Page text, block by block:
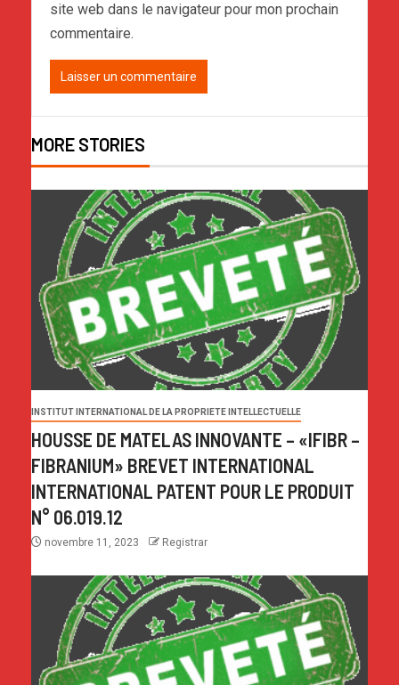
site web dans le navigateur pour mon prochain
commentaire.
MORE STORIES
INSTITUT INTERNATIONAL DE LA PROPRIETE INTELLECTUELLE
HOUSSE DE MATELAS INNOVANTE – «IFIBR –
FIBRANIUM» BREVET INTERNATIONAL
INTERNATIONAL PATENT POUR LE PRODUIT
N° 06.019.12
novembre 11, 2023 Registrar